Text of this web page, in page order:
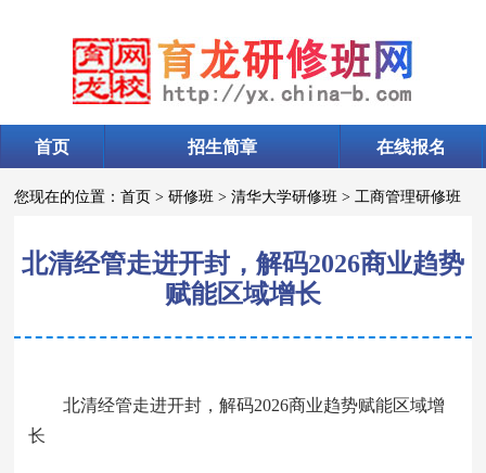
首页 招生简章 在线报名
您现在的位置：首页 >研修班 >清华大学研修班 >工商管理研修班
北清经管走进开封，解码2026商业趋势
赋能区域增长
北清经管走进开封，解码2026商业趋势赋能区域增
长